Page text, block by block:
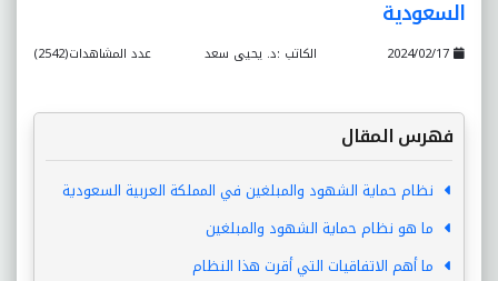
السعودية
عدد المشاهدات(2542) الكاتب :د. يحيى سعد
فهرس المقال
نظام حماية الشهود والمبلغين في المملكة العربية السعودية
ما هو نظام حماية الشهود والمبلغين
ما أهم الاتفاقيات التي أقرت هذا النظام